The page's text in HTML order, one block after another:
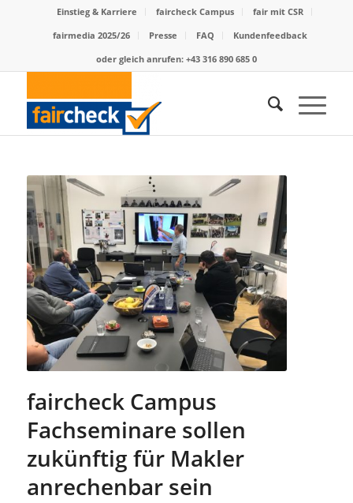
Einstieg & Karriere faircheck Campus
fair mit CSR
fairmedia 2025/26
Presse FAQ
Kundenfeedback
oder gleich anrufen: +43 316 890 685 0
faircheck Campus
Fachseminare sollen
zukünftig für Makler
anrechenbar sein